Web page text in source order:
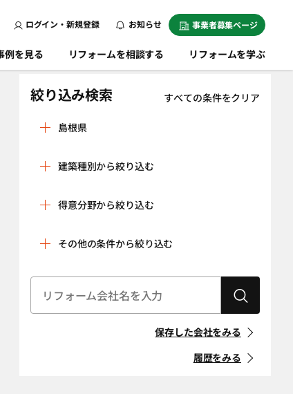
ログイン・新規登録 お知らせ 事業者募集ページ
例を見る リフォームを相談する リフォームを学ぶ
絞り込み検索 すべての条件をクリア
島根県
邑智郡邑南町
隠岐郡隠岐の島
隠岐郡知夫村
鹿足郡吉賀町
仁多郡奥出雲町
浜田市
松江市
建築種別から絞り込む
得意分野から絞り込む
（全面改修）
器・太陽光発
ど）
ス貼り・左官工
屋根・外壁・防
外構・造園
材、窓、ガラ
その他の条件から絞り込む
建物状況調査
（インスペク
ション）
耐震診断
登録制度」に登録している事
マークの意味
保存した会社をみる
履歴をみる